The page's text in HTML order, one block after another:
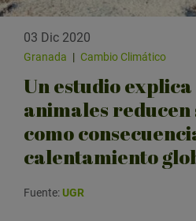
03 Dic 2020
Granada | Cambio Climático
Un estudio
animales reducen
como
calentamiento
Fuente:UGR